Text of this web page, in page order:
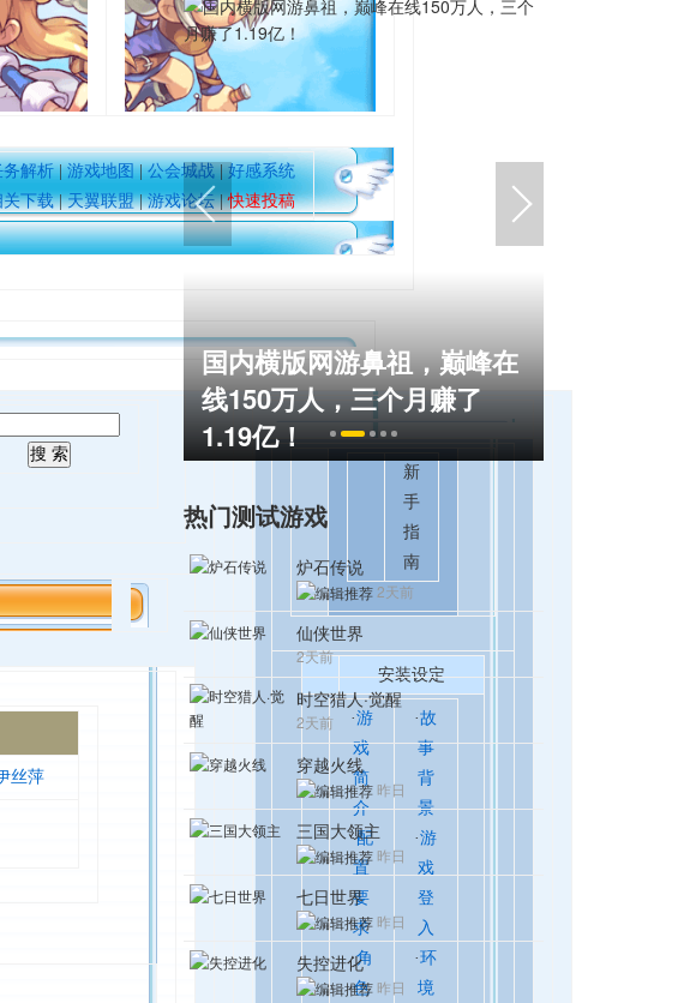
务解析|游戏地图|公会城战|好感系统
关下载|天翼联盟|游戏论坛|快速投稿
丝萍
新
手
指
南
安装设定
·游
戏
简
介
·配
置
要
求
·角
色
·故
事
背
景
·游
戏
登
入
·环
境
国内横版网游鼻祖，巅峰在
线150万人，三个月赚了
1.19亿！
热门测试游戏
炉石传说
2天前
仙侠世界
2天前
时空猎人·觉醒
2天前
穿越火线
昨日
三国大领主
昨日
七日世界
昨日
失控进化
昨日